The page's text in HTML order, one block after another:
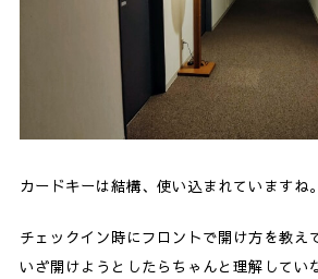
カードキーは結構、使い込まれていますね。
チェックイン時にフロントで開け方を教え
いざ開けようとしたらちゃんと理解してい